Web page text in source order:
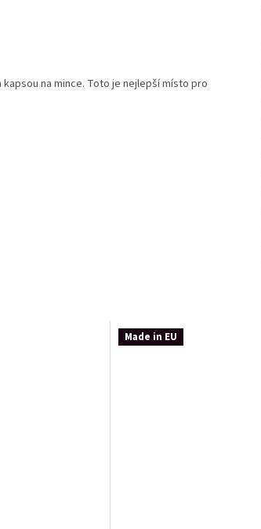
na mince. Toto je nejlepší místo pro
Made in EU